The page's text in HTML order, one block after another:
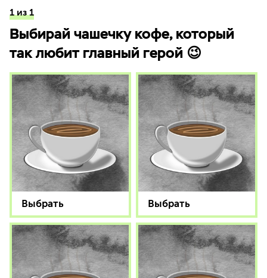
1 из 1
Выбирай чашечку кофе, который
так любит главный герой 😉
Выбрать Выбрать